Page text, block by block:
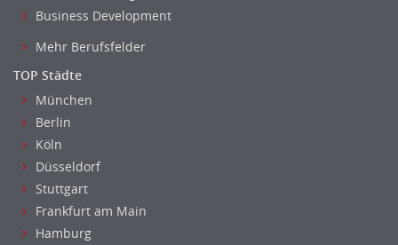
Business Development
Mehr Berufsfelder
TOP Städte
München
Berlin
Köln
Düsseldorf
Stuttgart
Frankfurt am Main
Hamburg